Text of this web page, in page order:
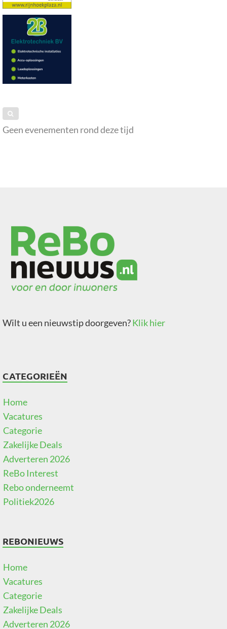
Geen evenementen rond deze tijd
Wilt u een nieuwstip doorgeven?Klik hier
CATEGORIEËN
Home
Vacatures
Categorie
Zakelijke Deals
Adverteren 2026
ReBo Interest
Rebo onderneemt
Politiek2026
REBONIEUWS
Home
Vacatures
Categorie
Zakelijke Deals
Adverteren 2026